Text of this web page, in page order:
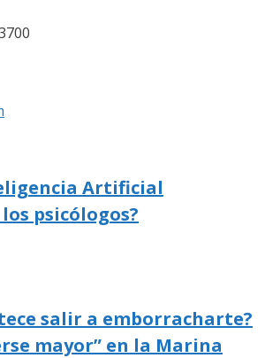
Artificial
psicólogos?
salir a emborracharte?
mayor” en la Marina